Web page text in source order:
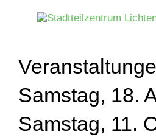
Samstag, 18.
Samstag, 11.